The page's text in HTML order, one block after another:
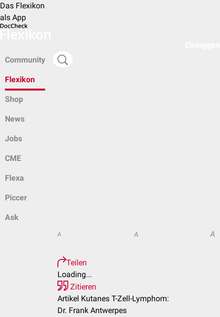
Das Flexikon
als App
Community
Flexikon
Shop
News
Jobs
CME
Flexa
Piccer
Ask
A A A
Teilen
Loading...
Zitieren
Artikel Kutanes T-Zell-Lymphom:
Dr. Frank Antwerpes